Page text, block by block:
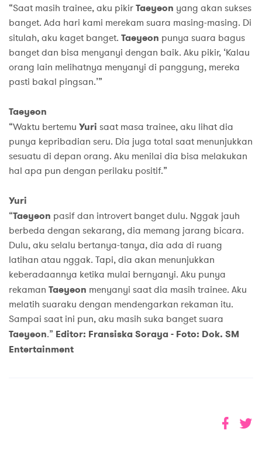
“Saat masih trainee, aku pikirTaeyeon yang akan sukses
banget. Ada hari kami merekam suara masing-masing. Di
situlah, aku kaget banget. Taeyeon punya suara bagus
banget dan bisa menyanyi dengan baik. Aku pikir, ‘Kalau
orang lain melihatnya menyanyi di panggung, mereka
pasti bakal pingsan.’”
Taeyeon
“Waktu bertemu Yuri saat masa trainee, aku lihat dia
punya kepribadian seru. Dia juga total saat menunjukkan
sesuatu di depan orang. Aku menilai dia bisa melakukan
hal apa pun dengan perilaku positif.”
Yuri
“Taeyeon pasif dan introvert banget dulu. Nggak jauh
berbeda dengan sekarang, dia memang jarang bicara.
Dulu, aku selalu bertanya-tanya, dia ada di ruang
latihan atau nggak. Tapi, dia akan menunjukkan
keberadaannya ketika mulai bernyanyi. Aku punya
rekaman Taeyeon menyanyi saat dia masih trainee. Aku
melatih suaraku dengan mendengarkan rekaman itu.
Sampai saat ini pun, aku masih suka banget suara
Taeyeon.” Editor: Fransiska Soraya - Foto: Dok. SM
Entertainment